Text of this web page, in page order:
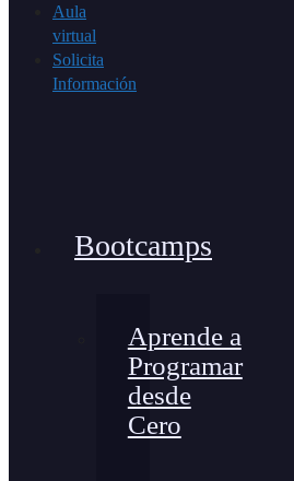
Aula
virtual
Solicita
Información
Bootcamps
Aprende a
Programar
desde
Cero